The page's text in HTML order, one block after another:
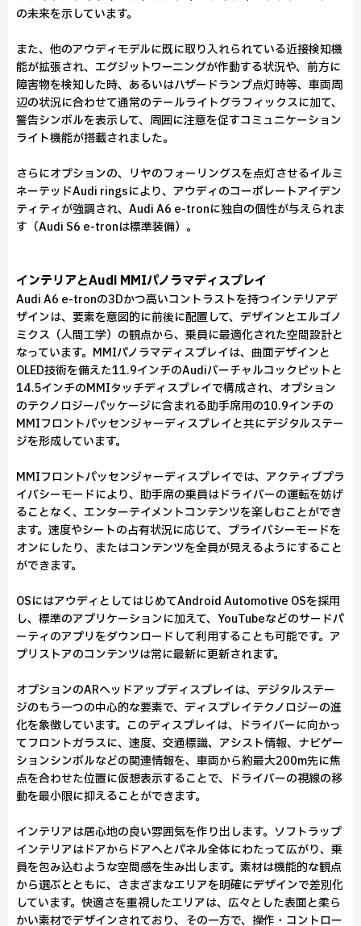
の未来を示しています。
また、他のアウディモデルに既に取り入れられている近接検知機
能が拡張され、エグジットワーニングが作動する状況や、前方に
障害物を検知した時、あるいはハザードランプ点灯時等、車両周
辺の状況に合わせて通常のテールライトグラフィックスに加て、
警告シンボルを表示して、周囲に注意を促すコミュニケーション
ライト機能が搭載されました。
さらにオプションの、リヤのフォーリングスを点灯させるイルミ
ネーテッドAudi ringsにより、アウディのコーポレートアイデン
ティティが強調され、Audi A6 e-tronに独自の個性が与えられま
す（Audi S6 e-tronは標準装備）。
インテリアとAudi MMIパノラマディスプレイ
Audi A6 e-tronの3Dかつ高いコントラストを持つインテリアデ
ザインは、要素を意図的に前後に配置して、デザインとエルゴノ
ミクス（人間工学）の観点から、乗員に最適化された空間設計と
なっています。MMIパノラマディスプレイは、曲面デザインと
OLED技術を備えた11.9インチのAudiバーチャルコックピットと
14.5インチのMMIタッチディスプレイで構成され、オプション
のテクノロジーパッケージに含まれる助手席用の10.9インチの
MMIフロントパッセンジャーディスプレイと共にデジタルステー
ジを形成しています。
MMIフロントパッセンジャーディスプレイでは、アクティブプラ
イバシーモードにより、助手席の乗員はドライバーの運転を妨げ
ることなく、エンターテイメントコンテンツを楽しむことができ
ます。速度やシートの占有状況に応じて、プライバシーモードを
オンにしたり、またはコンテンツを全員が見えるようにすること
ができます。
OSにはアウディとしてはじめてAndroid Automotive OSを採用
し、標準のアプリケーションに加えて、YouTubeなどのサードパ
ーティのアプリをダウンロードして利用することも可能です。ア
プリストアのコンテンツは常に最新に更新されます。
オプションのARヘッドアップディスプレイは、デジタルステー
ジのもう一つの中心的な要素で、ディスプレイテクノロジーの進
化を象徴しています。このディスプレイは、ドライバーに向かっ
てフロントガラスに、速度、交通標識、アシスト情報、ナビゲー
ションシンボルなどの関連情報を、車両から約最大200m先に焦
点を合わせた位置に仮想表示することで、ドライバーの視線の移
動を最小限に抑えることができます。
インテリアは居心地の良い雰囲気を作り出します。ソフトラップ
インテリアはドアからドアへとパネル全体にわたって広がり、乗
員を包み込むような空間感を生み出します。素材は機能的な観点
から選ぶとともに、さまざまなエリアを明確にデザインで差別化
しています。快適さを重視したエリアは、広々とした表面と柔ら
かい素材でデザインされており、その一方で、操作・コントロー